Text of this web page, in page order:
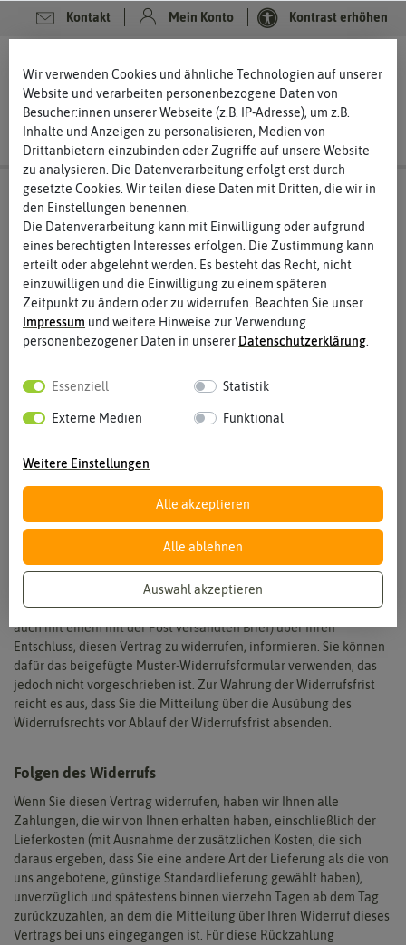
Kontakt Mein Konto Kontrast erhöhen
Verbrauchern steht ein Widerrufsrecht nach folgender Maßgabe
zu, wobei Verbraucher jede natürliche Person ist, die ein
Rechtsgeschäft zu Zwecken abschließt, die überwiegend weder
ihrer gewerblichen noch ihrer selbständigen beruflichen Tätigkeit
zugerechnet werden können:
WIDERRUFSBELEHRUNG
Widerrufsrecht
Gründen diesen Vertrag zu widerrufen. Die Widerrufsfrist beträgt
ein Monat ab dem Tag an dem Sie oder ein von Ihnen benannter
Um Ihr Widerrufsrecht auszuüben, müssen Sie uns
Samenhaus Müller GmbH
D-06502 Thale
E-Mail: info@samenhaus.de
mittels einer eindeutigen Erklärung (bevorzugt per E-Mail, aber
auch mit einem mit der Post versandten Brief) über Ihren
Entschluss, diesen Vertrag zu widerrufen, informieren. Sie können
dafür das beigefügte Muster-Widerrufsformular verwenden, das
jedoch nicht vorgeschrieben ist. Zur Wahrung der Widerrufsfrist
reicht es aus, dass Sie die Mitteilung über die Ausübung des
Widerrufsrechts vor Ablauf der Widerrufsfrist absenden.
Folgen des Widerrufs
Wenn Sie diesen Vertrag widerrufen, haben wir Ihnen alle
Zahlungen, die wir von Ihnen erhalten haben, einschließlich der
Lieferkosten (mit Ausnahme der zusätzlichen Kosten, die sich
daraus ergeben, dass Sie eine andere Art der Lieferung als die von
uns angebotene, günstige Standardlieferung gewählt haben),
unverzüglich und spätestens binnen vierzehn Tagen ab dem Tag
zurückzuzahlen, an dem die Mitteilung über Ihren Widerruf dieses
Vertrags bei uns eingegangen ist. Für diese Rückzahlung
Wir verwenden Cookies und ähnliche Technologien auf unserer
Website und verarbeiten personenbezogene Daten von
Besucher:innen unserer Webseite (z.B. IP-Adresse), um z.B.
Inhalte und Anzeigen zu personalisieren, Medien von
Drittanbietern einzubinden oder Zugriffe auf unsere Website
zu analysieren. Die Datenverarbeitung erfolgt erst durch
gesetzte Cookies. Wir teilen diese Daten mit Dritten, die wir in
den Einstellungen benennen.
Die Datenverarbeitung kann mit Einwilligung oder aufgrund
eines berechtigten Interesses erfolgen. Die Zustimmung kann
erteilt oder abgelehnt werden. Es besteht das Recht, nicht
einzuwilligen und die Einwilligung zu einem späteren
Zeitpunkt zu ändern oder zu widerrufen. Beachten Sie unser
Impressum und weitere Hinweise zur Verwendung
personenbezogener Daten in unserer Daten­schutz­erklärung
Essenziell Statistik
Externe Medien Funktional
Weitere Einstellungen
Alle akzeptieren
Alle ablehnen
Auswahl akzeptieren